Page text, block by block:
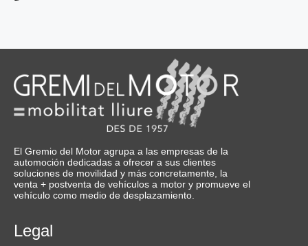
El Gremio del Motor agrupa a las empresas de la
automoción dedicadas a ofrecer a sus clientes
soluciones de movilidad y más concretamente, la
venta + postventa de vehículos a motor y promueve el
vehículo como medio de desplazamiento.
Legal